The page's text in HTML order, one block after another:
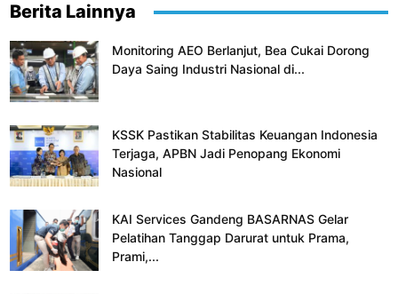
Berita Lainnya
Monitoring AEO Berlanjut, Bea Cukai Dorong
Daya Saing Industri Nasional di...
KSSK Pastikan Stabilitas Keuangan Indonesia
Terjaga, APBN Jadi Penopang Ekonomi
Nasional
KAI Services Gandeng BASARNAS Gelar
Pelatihan Tanggap Darurat untuk Prama,
Prami,...